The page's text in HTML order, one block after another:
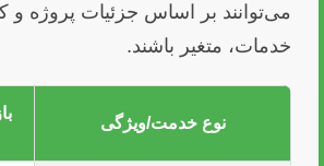
می‌توانند بر اساس جزئیات پروژه و
خدمات، متغیر باشند.
نوع خدمت/ویژگی